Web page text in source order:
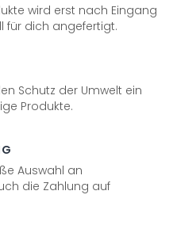
wird erst nach Eingang
für dich angefertigt.
Schutz der Umwelt ein
Produkte.
Auswahl an
die Zahlung auf